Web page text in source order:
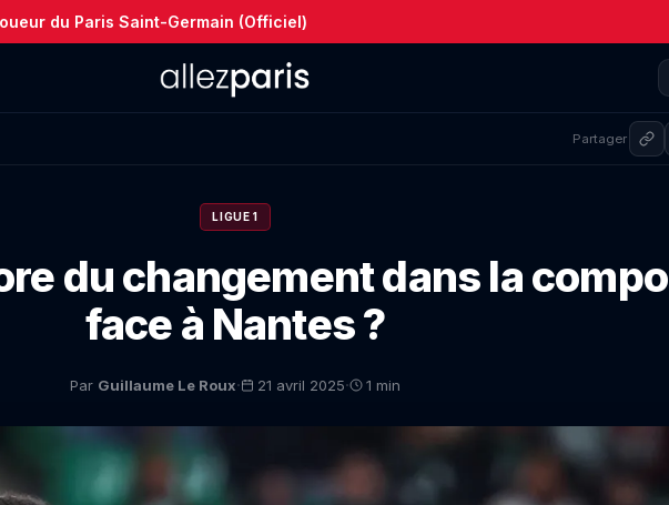
du Paris Saint-Germain (Officiel)
Partager
LIGUE 1
du changement dans la compo
face à Nantes ?
Par Guillaume Le Roux· 21 avril 2025· 1 min